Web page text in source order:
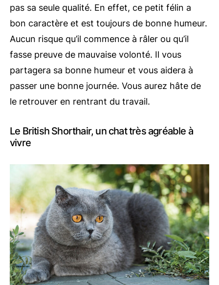
pas sa seule qualité. En effet, ce petit félin a
bon caractère et est toujours de bonne humeur.
Aucun risque qu’il commence à râler ou qu’il
fasse preuve de mauvaise volonté. Il vous
partagera sa bonne humeur et vous aidera à
passer une bonne journée. Vous aurez hâte de
le retrouver en rentrant du travail.
Le British Shorthair, un chat très agréable à
vivre